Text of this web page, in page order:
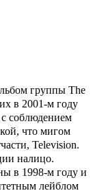
группы The
в 2001-м году
соблюдением
что мигом
Television.
налицо.
в 1998-м году и
лейблом